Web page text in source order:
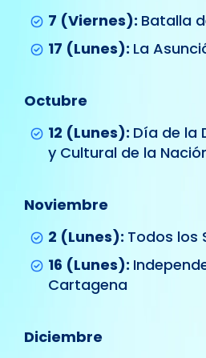
7 (Viernes): Batalla
17 (Lunes): La
Octubre
12 (Lunes): Día de la
y Cultural de la
Noviembre
2 (Lunes): Todos los
16 (Lunes):
Cartagena
Diciembre